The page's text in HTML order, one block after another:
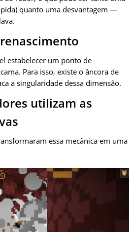
quanto uma desvantagem —
estabelecer um ponto de
Para isso, existe o âncora de
a singularidade dessa dimensão.
utilizam as
essa mecânica em uma